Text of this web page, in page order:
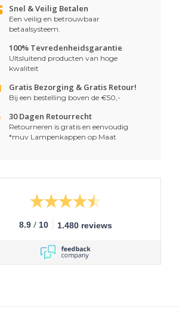
Snel & Veilig Betalen
Een veilig en betrouwbaar
betaalsysteem.
100% Tevredenheidsgarantie
UItsluitend producten van hoge
kwaliteit
Gratis Bezorging & Gratis Retour!
Bij een bestelling boven de €50,-
30 Dagen Retourrecht
Retourneren is gratis en eenvoudig
*muv Lampenkappen op Maat
8.9 / 10 1.480 reviews